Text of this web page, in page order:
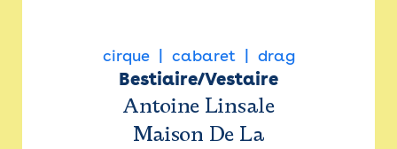
cirque cabaret drag
Bestiaire/Vestaire
Antoine Linsale
Maison De La